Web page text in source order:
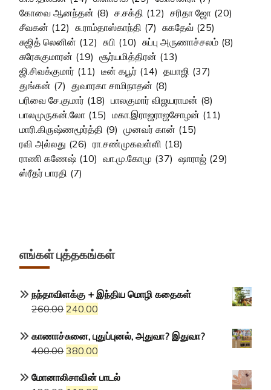
கோவை ஆனந்தன் (8) ச.சக்தி (12) சரிதா ஜோ (20)
சீவகன் (12) சு.ராம்தாஸ்காந்தி (7) சுகதேவ் (25)
சுஜித் லெனின் (12) சுபி (10) சுப்பு அருணாச்சலம் (8)
சுரேசுகுமாரன் (19) சூர்யமித்திரன் (13)
ஜி.சிவக்குமார் (11) டீன் கபூர் (14) தயாஜி (37)
துங்கன் (7) துவாரகா சாமிநாதன் (8)
பரிவை சே.குமார் (18) பாலகுமார் விஜயராமன் (8)
பாலமுருகன்.லோ (15) மகா.இராஜராஜசோழன் (11)
மாரி.கிருஷ்ணமூர்த்தி (9) முனவர் கான் (15)
ரவி அல்லது (26) ரா.சண்முகவள்ளி (18)
ராணி கணேஷ் (10) வா.மு.கோமு (37) ஷாராஜ் (29)
ஸ்ரீதர் பாரதி (7)
எங்கள் புத்தகங்கள்
நந்தாவிளக்கு + இந்திய மொழி கதைகள்
260.00 Original
was:
₹260.00.
240.00
is:
காணாச்சுனை, புதுப்புனல், அதுவா? இதுவா?
400.00 Original
was:
380.00
is:
மோனாலிசாவின் பாடல்